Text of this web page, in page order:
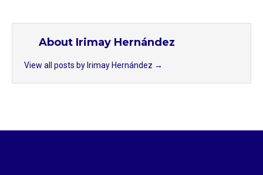
About Irimay Hernández
View all posts by Irimay Hernández →